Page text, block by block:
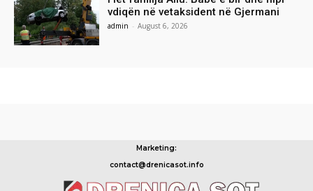
vdiqën në vetaksident në Gjermani
admin - August 6, 2026
Marketing:
contact@drenicasot.info